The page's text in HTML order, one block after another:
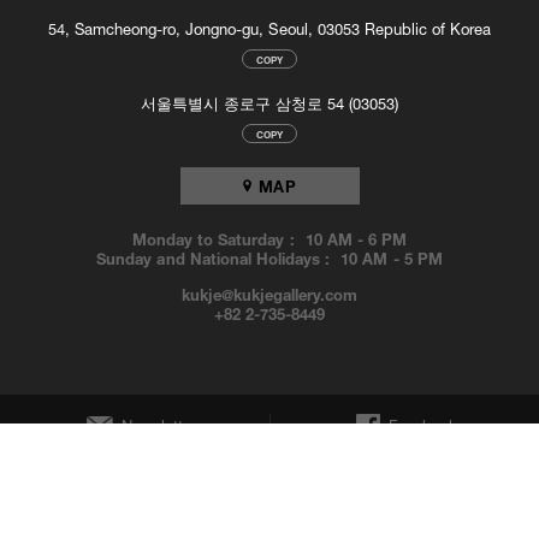
54, Samcheong-ro, Jongno-gu, Seoul, 03053 Republic of Korea
COPY
서울특별시 종로구 삼청로 54 (03053)
COPY
MAP
Monday to Saturday : 10 AM -6 PM
Sunday and National Holidays : 10 AM -5 PM
kukje@kukjegallery.com
+82 2-735-8449
Newsletter Facebook